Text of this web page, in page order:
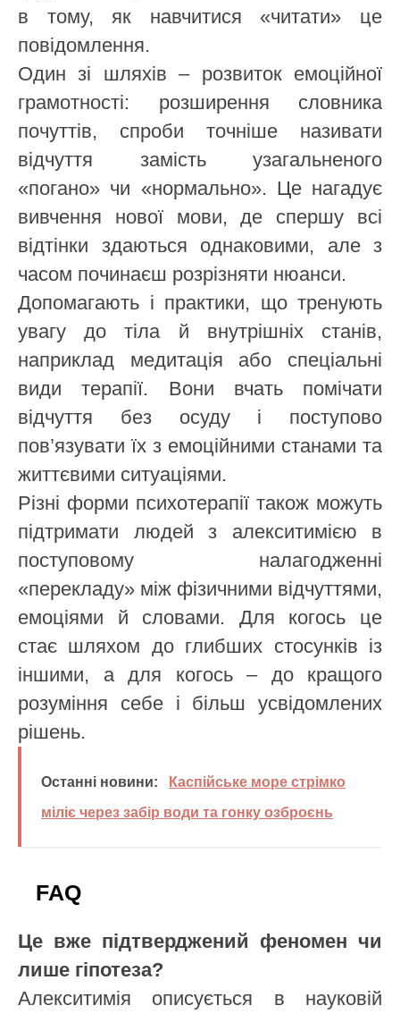
в тому, як навчитися «читати» це
повідомлення.
Один зі шляхів – розвиток емоційної
грамотності: розширення словника
почуттів, спроби точніше називати
відчуття замість узагальненого
«погано» чи «нормально». Це нагадує
вивчення нової мови, де спершу всі
відтінки здаються однаковими, але з
часом починаєш розрізняти нюанси.
Допомагають і практики, що тренують
увагу до тіла й внутрішніх станів,
наприклад медитація або спеціальні
види терапії. Вони вчать помічати
відчуття без осуду і поступово
пов’язувати їх з емоційними станами та
життєвими ситуаціями.
Різні форми психотерапії також можуть
підтримати людей з алекситимією в
поступовому налагодженні
«перекладу» між фізичними відчуттями,
емоціями й словами. Для когось це
стає шляхом до глибших стосунків із
іншими, а для когось – до кращого
розуміння себе і більш усвідомлених
рішень.
Останні новини:
Каспійське море стрімко
міліє через забір води та гонку озброєнь
FAQ
Це вже підтверджений феномен чи
лише гіпотеза?
Алекситимія описується в науковій